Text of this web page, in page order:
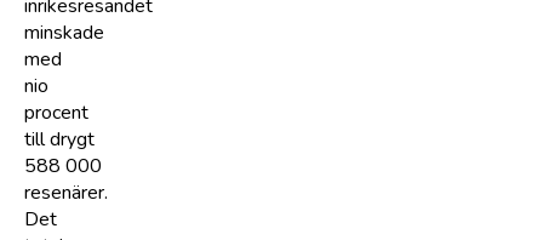
inrikesresandet
minskade
med
nio
procent
till drygt
588 000
resenärer.
Det